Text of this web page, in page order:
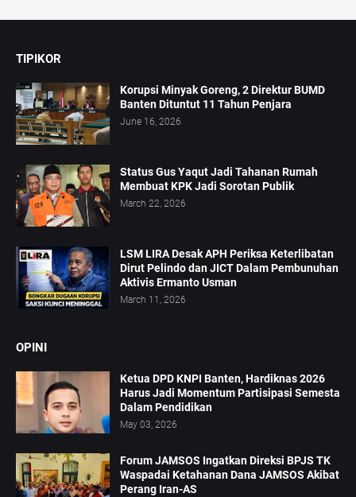
TIPIKOR
Korupsi Minyak Goreng, 2 Direktur BUMD
Banten Dituntut 11 Tahun Penjara
June 16, 2026
Status Gus Yaqut Jadi Tahanan Rumah
Membuat KPK Jadi Sorotan Publik
March 22, 2026
LSM LIRA Desak APH Periksa Keterlibatan
Dirut Pelindo dan JICT Dalam Pembunuhan
Aktivis Ermanto Usman
March 11, 2026
OPINI
Ketua DPD KNPI Banten, Hardiknas 2026
Harus Jadi Momentum Partisipasi Semesta
Dalam Pendidikan
May 03, 2026
Forum JAMSOS Ingatkan Direksi BPJS TK
Waspadai Ketahanan Dana JAMSOS Akibat
Perang Iran-AS